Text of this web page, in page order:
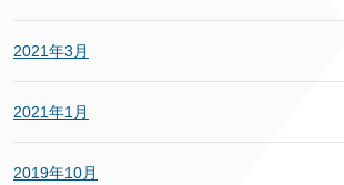
2021年3月
2021年1月
2019年10月